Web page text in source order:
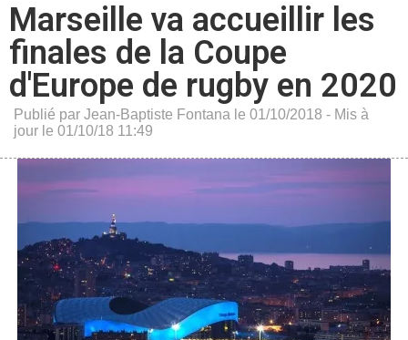
Marseille va accueillir les
finales de la Coupe
d'Europe de rugby en 2020
Publié par Jean-Baptiste Fontana le 01/10/2018 - Mis à
jour le 01/10/18 11:49